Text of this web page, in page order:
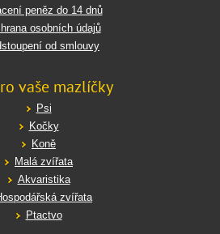
peněz do 14 dnů
osobních údajů
od smlouvy
vaše mazlíčky
Psi
Kočky
Koně
Malá zvířata
Akvaristika
zvířata
Ptactvo